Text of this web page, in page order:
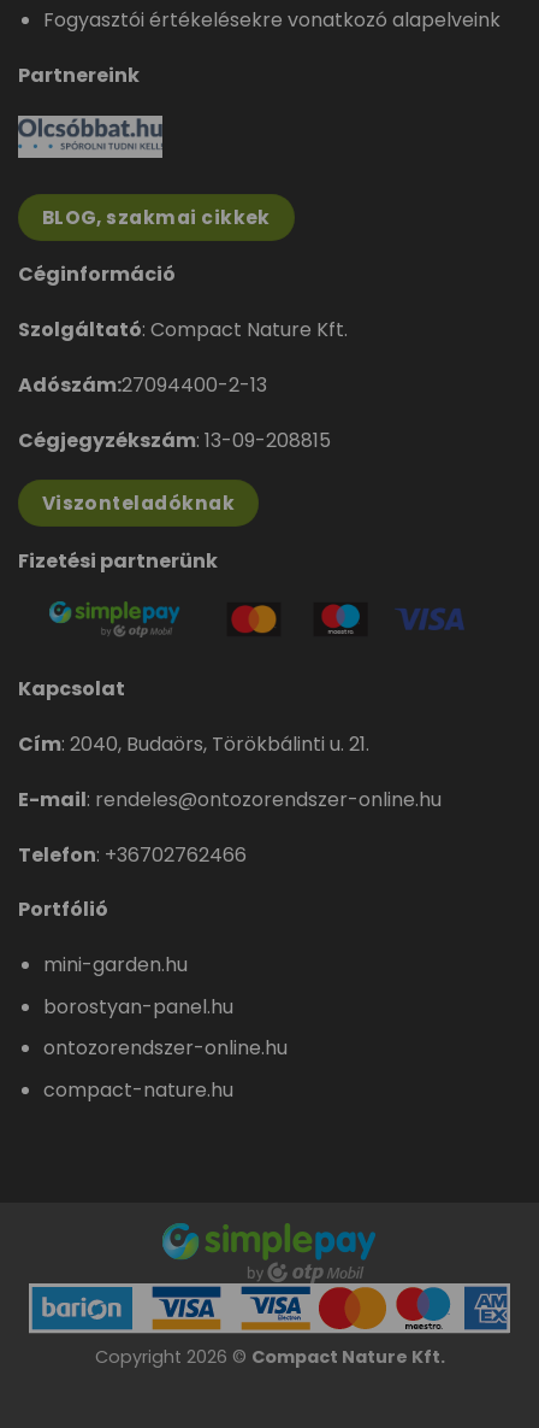
Fogyasztói értékelésekre vonatkozó alapelveink
Partnereink
BLOG, szakmai cikkek
Céginformáció
Szolgáltató: Compact Nature Kft.
Adószám:27094400-2-13
Cégjegyzékszám: 13-09-208815
Viszonteladóknak
Fizetési partnerünk
Kapcsolat
Cím: 2040, Budaörs, Törökbálinti u. 21.
E-mail: rendeles@ontozorendszer-online.hu
Telefon: +36702762466
Portfólió
mini-garden.hu
borostyan-panel.hu
ontozorendszer-online.hu
compact-nature.hu
Copyright 2026 © Compact Nature Kft.